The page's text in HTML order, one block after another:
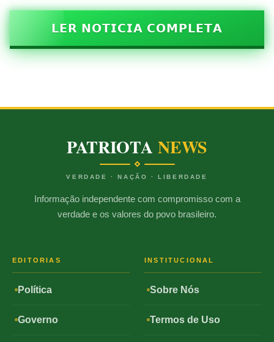
𝗟𝗘𝗥 𝗡𝗢𝗧𝗜𝗖𝗜𝗔 𝗖𝗢𝗠𝗣𝗟𝗘𝗧𝗔
PATRIOTANEWS
VERDADE · NAÇÃO · LIBERDADE
Informação independente com compromisso com a
verdade e os valores do povo brasileiro.
EDITORIAS
Política
Governo
INSTITUCIONAL
Sobre Nós
Termos de Uso